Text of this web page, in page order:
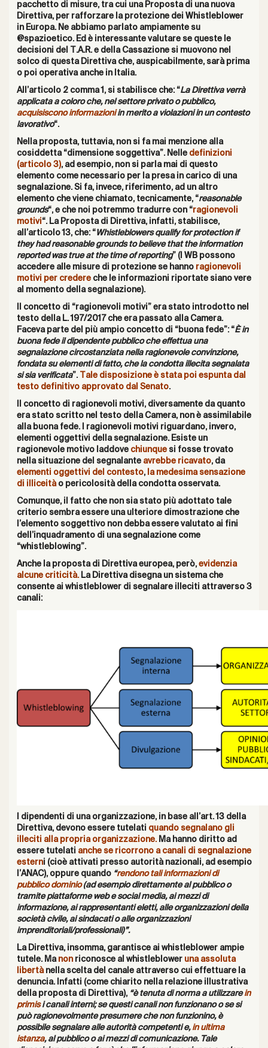
pacchetto di misure, tra cui una Proposta di una nuova
Direttiva, per rafforzare la protezione dei Whistleblower
in Europa. Ne abbiamo parlato ampiamente su
@spazioetico. Ed è interessante valutare se queste le
decisioni del T.A.R. e della Cassazione si muovono nel
solco di questa Direttiva che, auspicabilmente, sarà prima
o poi operativa anche in Italia.
All’articolo 2 comma 1, si stabilisce che: “La Direttiva verrà
applicata a coloro che, nel settore privato o pubblico,
acquisiscono informazioniin merito a violazioni in un contesto
lavorativo“.
Nella proposta, tuttavia, non si fa mai menzione alla
cosiddetta “dimensione soggettiva”. Nelle definizioni
(articolo 3), ad esempio, non si parla mai di questo
elemento come necessario per la presa in carico di una
segnalazione. Si fa, invece, riferimento, ad un altro
elemento che viene chiamato, tecnicamente, “reasonable
grounds“, e che noi potremmo tradurre con “ragionevoli
motivi“. La Proposta di Direttiva, infatti, stabilisce,
all’articolo 13, che: “Whistleblowers qualify for protection if
they had reasonable grounds to believe that the information
reported was true at the time of reporting” (I WB possono
accedere alle misure di protezione se hanno ragionevoli
motivi per credereche le informazioni riportate siano vere
al momento della segnalazione).
Il concetto di “ragionevoli motivi” era stato introdotto nel
testo della L. 197/2017 che era passato alla Camera.
Faceva parte del più ampio concetto di “buona fede”: “È in
buona fede il dipendente pubblico che effettua una
segnalazione circostanziata nella ragionevole convinzione,
fondata su elementi di fatto, che la condotta illecita segnalata
si sia verificata”.
Tale disposizione è stata poi espunta dal
testo definitivo approvato dal Senato.
Il concetto di ragionevoli motivi, diversamente da quanto
era stato scritto nel testo della Camera, non è assimilabile
alla buona fede. I ragionevoli motivi riguardano, invero,
elementi oggettivi della segnalazione. Esiste un
ragionevole motivo laddove chiunquesi fosse trovato
nella situazione del segnalante avrebbe ricavato, da
elementi oggettivi del contesto, la medesima sensazione
di illiceitào pericolosità della condotta osservata.
Comunque, il fatto che non sia stato più adottato tale
criterio sembra essere una ulteriore dimostrazione che
l’elemento soggettivo non debba essere valutato ai fini
dell’inquadramento di una segnalazione come
“whistleblowing”.
Anche la proposta di Direttiva europea, però, evidenzia
alcune criticità.La Direttiva disegna un sistema che
consente ai whistleblower di segnalare illeciti attraverso 3
canali:
I dipendenti di una organizzazione, in base all’art. 13 della
Direttiva, devono essere tutelati quando segnalano gli
illeciti alla propria organizzazione.Ma hanno diritto ad
essere tutelati anche se ricorrono a canali di segnalazione
esterni (cioè attivati presso autorità nazionali, ad esempio
l’ANAC), oppure quando “rendono tali informazioni di
pubblico dominio(ad esempio direttamente al pubblico o
tramite piattaforme web e social media, ai mezzi di
informazione, ai rappresentanti eletti, alle organizzazioni della
società civile, ai sindacati o alle organizzazioni
imprenditoriali/professionali)”.
La Direttiva, insomma, garantisce ai whistleblower ampie
tutele. Ma nonriconosce al whistleblower una assoluta
libertànella scelta del canale attraverso cui effettuare la
denuncia. Infatti (come chiarito nella relazione illustrativa
della proposta di Direttiva), “è tenuta di norma a utilizzarein
primisi canali interni; se questi canali non funzionano o se si
può ragionevolmente presumere che non funzionino, è
possibile segnalare alle autorità competenti e, in ultima
istanza, al pubblico o ai mezzi di comunicazione. Tale